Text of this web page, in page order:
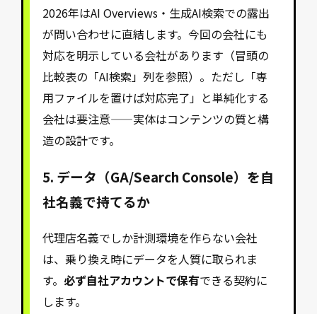
2026年はAI Overviews・生成AI検索での露出
が問い合わせに直結します。今回の会社にも
対応を明示している会社があります（冒頭の
比較表の「AI検索」列を参照）。ただし「専
用ファイルを置けば対応完了」と単純化する
会社は要注意——実体はコンテンツの質と構
造の設計です。
5. データ（GA/Search Console）を自
社名義で持てるか
代理店名義でしか計測環境を作らない会社
は、乗り換え時にデータを人質に取られま
す。必ず自社アカウントで保有できる契約に
します。